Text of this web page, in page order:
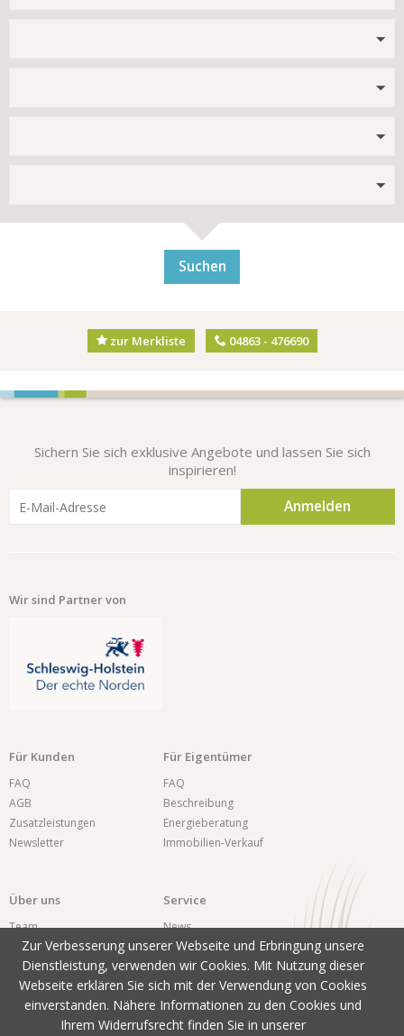
zur Merkliste 04863 - 476690
Sichern Sie sich exklusive Angebote und lassen Sie sich
inspirieren!
Anmelden
Wir sind Partner von
Für Kunden
FAQ
AGB
Zusatzleistungen
Newsletter
Für Eigentümer
FAQ
Beschreibung
Energieberatung
Immobilien-Verkauf
Über uns
Team
Impressum
Datenschutz
Kontakt
Service
News
Reiseversicherung
An-/Abreiseinfos
Urlaubs-ABC
Zur Verbesserung unserer Webseite und Erbringung unsere
Dienstleistung, verwenden wir Cookies. Mit Nutzung dieser
Webseite erklären Sie sich mit der Verwendung von Cookies
einverstanden. Nähere Informationen zu den Cookies und
Ihrem Widerrufsrecht finden Sie in unserer